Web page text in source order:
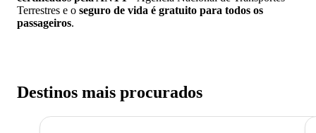
Terrestres e o seguro de vida é gratuito para todos os
passageiros.
Destinos mais procurados